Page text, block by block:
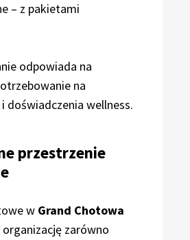
– z pakietami
odpowiada na
na
doświadczenia wellness.
przestrzenie
w Grand Chotowa
zarówno